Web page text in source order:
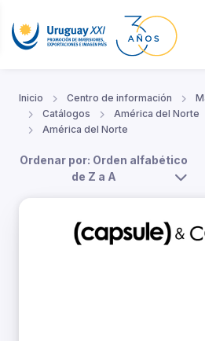
Inicio Centro de información
Catálogos
América del Norte
América del Norte
Ordenar por: Orden alfabético
de Z a A